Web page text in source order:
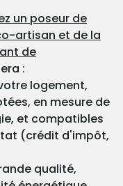
un poseur de
artisan et de la
de
:
logement,
en mesure de
et compatibles
(crédit d'impôt,
qualité,